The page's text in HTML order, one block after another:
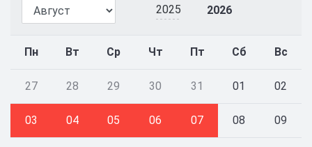
2025 2026
Пн Вт Ср Чт Пт Сб Вс
27 28 29 30 31 01 02
03 04 05 06 07 08 09